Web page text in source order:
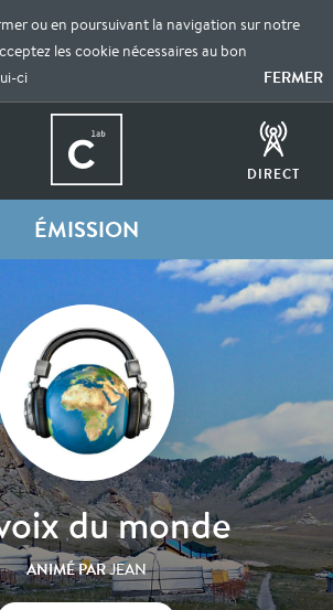
ou en poursuivant la navigation sur notre
les cookie nécessaires au bon
ci
FERMER
DIRECT
ÉMISSION
du monde
ANIMÉ PARJEAN